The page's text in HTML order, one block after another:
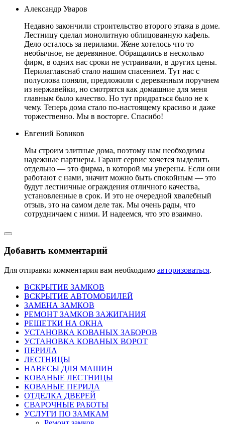
Александр Уваров
Недавно закончили строительство второго этажа в доме.
Лестницу сделал монолитную облицованную кафель.
Дело осталось за перилами. Жене хотелось что то
необычное, не деревянное. Обращались в несколько
фирм, в одних нас сроки не устраивали, в других цены.
Перилаглавснаб стало нашим спасением. Тут нас с
полуслова поняли, предложили с деревянным поручнем
из нержавейки, но смотрятся как домашние для меня
главным было качество. Но тут придраться было не к
чему. Теперь дома стало по-настоящему красиво и даже
торжественно. Мы в восторге. Спасибо!
Евгений Бовиков
Мы строим элитные дома, поэтому нам необходимы
надежные партнеры. Гарант сервис хочется выделить
отдельно — это фирма, в которой мы уверены. Если они
работают с нами, значит можно быть спокойным — это
будут лестничные ограждения отличного качества,
установленные в срок. И это не очередной хвалебный
отзыв, это на самом деле так. Мы очень рады, что
сотрудничаем с ними. И надеемся, что это взаимно.
Добавить комментарий
Для отправки комментария вам необходимо авторизоваться.
ВСКРЫТИЕ ЗАМКОВ
ВСКРЫТИЕ АВТОМОБИЛЕЙ
ЗАМЕНА ЗАМКОВ
РЕМОНТ ЗАМКОВ ЗАЖИГАНИЯ
РЕШЕТКИ НА ОКНА
УСТАНОВКА КОВАНЫХ ЗАБОРОВ
УСТАНОВКА КОВАНЫХ ВОРОТ
ПЕРИЛА
ЛЕСТНИЦЫ
НАВЕСЫ ДЛЯ МАШИН
КОВАНЫЕ ЛЕСТНИЦЫ
КОВАНЫЕ ПЕРИЛА
ОТДЕЛКА ДВЕРЕЙ
СВАРОЧНЫЕ РАБОТЫ
УСЛУГИ ПО ЗАМКАМ